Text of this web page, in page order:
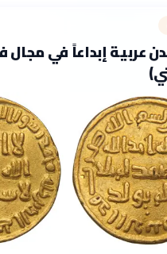
10 مدن عربية إبداعاً في